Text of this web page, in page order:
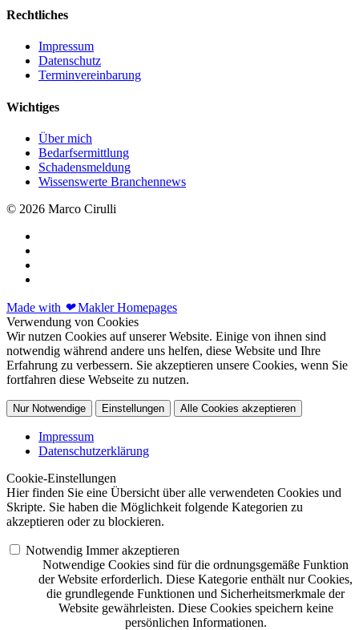
Rechtliches
Impressum
Datenschutz
Terminvereinbarung
Wichtiges
Über mich
Bedarfsermittlung
Schadensmeldung
Wissenswerte Branchennews
© 2026 Marco Cirulli
Made with ❤Makler Homepages
Verwendung von Cookies
Wir nutzen Cookies auf unserer Website. Einige von ihnen sind
notwendig während andere uns helfen, diese Website und Ihre
Erfahrung zu verbessern. Sie akzeptieren unsere Cookies, wenn Sie
fortfahren diese Webseite zu nutzen.
Nur Notwendige Einstellungen Alle Cookies akzeptieren
Impressum
Datenschutzerklärung
Cookie-Einstellungen
Hier finden Sie eine Übersicht über alle verwendeten Cookies und
Skripte. Sie haben die Möglichkeit folgende Kategorien zu
akzeptieren oder zu blockieren.
Notwendig Immer akzeptieren
Notwendige Cookies sind für die ordnungsgemäße Funktion
der Website erforderlich. Diese Kategorie enthält nur Cookies,
die grundlegende Funktionen und Sicherheitsmerkmale der
Website gewährleisten. Diese Cookies speichern keine
persönlichen Informationen.